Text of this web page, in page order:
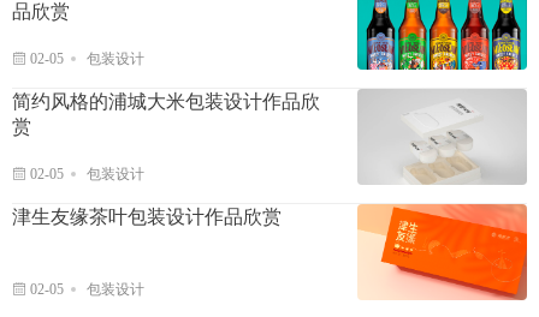
品欣赏
02-05 包装设计
简约风格的浦城大米包装设计作品欣
赏
02-05 包装设计
津生友缘茶叶包装设计作品欣赏
02-05 包装设计